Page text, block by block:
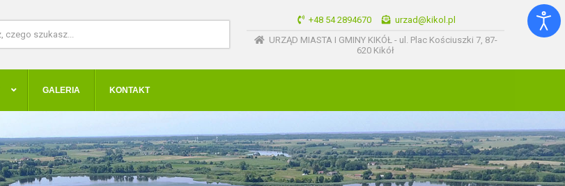
+48 54 2894670
urzad@kikol.pl
URZĄD MIASTA I GMINY KIKÓŁ - ul. Plac Kościuszki 7, 87-
620 Kikół
GALERIA KONTAKT